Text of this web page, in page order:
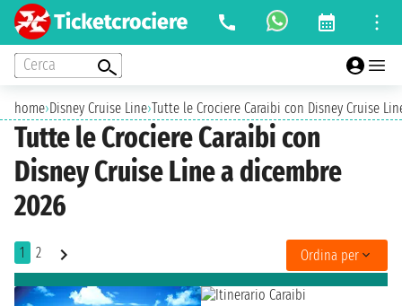
Cerca
home›Disney Cruise Line›Tutte le Crociere Caraibi con Disney Cruise
Tutte le Crociere Caraibi con
Disney Cruise Line a dicembre
2026
1 2 Ordina per